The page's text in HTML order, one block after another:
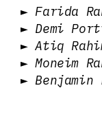
► Farida
► Demi
► Atiq
► Moneim
► Benjamin